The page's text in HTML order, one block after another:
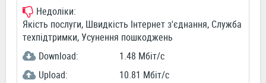
Недоліки:
Якість послуги, Швидкість Інтернет з'єднання, Служба
техпідтримки, Усунення пошкоджень
Download:
1.48 Мбіт/c
Upload:
10.81 Мбіт/c